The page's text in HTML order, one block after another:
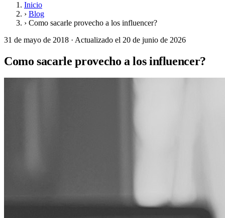
Inicio
› Blog
› Como sacarle provecho a los influencer?
31 de mayo de 2018 · Actualizado el 20 de junio de 2026
Como sacarle provecho a los influencer?